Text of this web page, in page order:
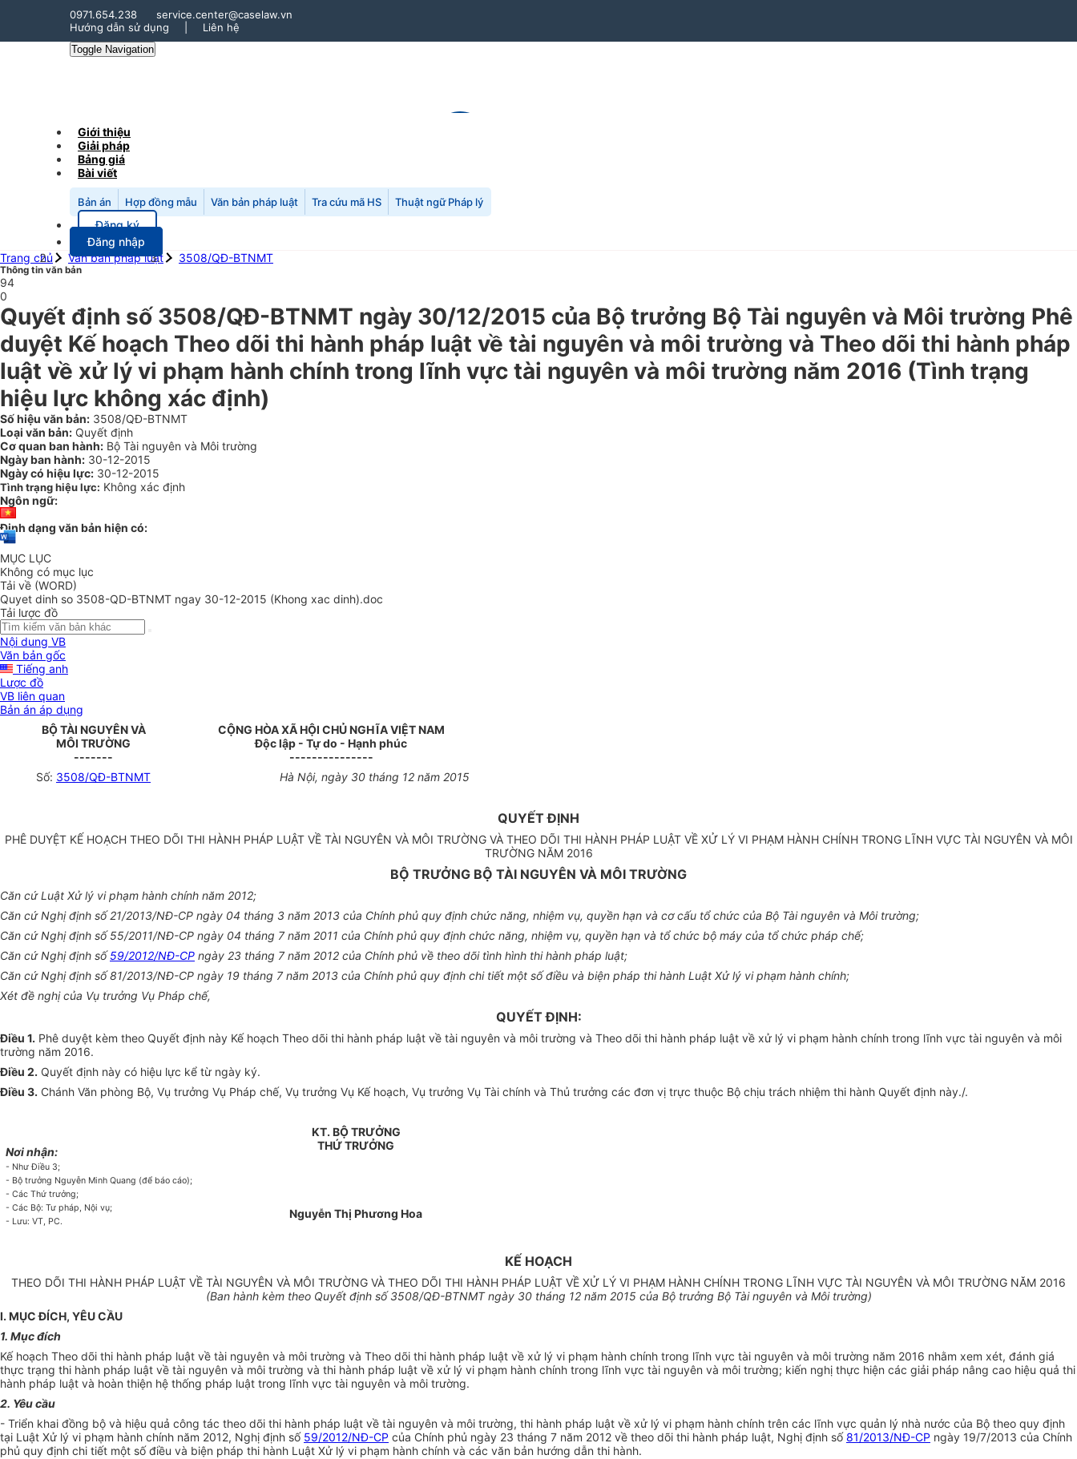
0971.654.238
service.center@caselaw.vn
Hướng dẫn sử dụng
Liên hệ
Toggle Navigation
Giới thiệu
Giải pháp
Bảng giá
Bài viết
Bản án Hợp đồng mẫu Văn bản pháp luật Tra cứu mã HS Thuật ngữ Pháp lý
Đăng ký
Đăng nhập
Trang chủ
Văn bản pháp luật 3508/QĐ-BTNMT
Thông tin văn bản
94
0
Quyết định số 3508/QĐ-BTNMT ngày 30/12/2015 của Bộ trưởng Bộ Tài nguyên và Môi trường Phê
duyệt Kế hoạch Theo dõi thi hành pháp luật về tài nguyên và môi trường và Theo dõi thi hành pháp
luật về xử lý vi phạm hành chính trong lĩnh vực tài nguyên và môi trường năm 2016 (Tình trạng
hiệu lực không xác định)
Số hiệu văn bản: 3508/QĐ-BTNMT
Loại văn bản: Quyết định
Cơ quan ban hành: Bộ Tài nguyên và Môi trường
Ngày ban hành: 30-12-2015
Ngày có hiệu lực: 30-12-2015
Tình trạng hiệu lực: Không xác định
Ngôn ngữ:
Định dạng văn bản hiện có:
MỤC LỤC
Không có mục lục
Tải về (WORD)
Quyet dinh so 3508-QD-BTNMT ngay 30-12-2015 (Khong xac dinh).doc
Tải lược đồ
Nội dung VB
Văn bản gốc
Tiếng anh
Lược đồ
VB liên quan
Bản án áp dụng
BỘ TÀI NGUYÊN VÀ
MÔI TRƯỜNG
-------
CỘNG HÒA XÃ HỘI CHỦ NGHĨA VIỆT NAM
Độc lập - Tự do - Hạnh phúc
---------------
Số: 3508/QĐ-BTNMT Hà Nội, ngày 30tháng 12năm 2015
QUYẾT ĐỊNH
PHÊ DUYỆT KẾ HOẠCH THEO DÕI THI HÀNH PHÁP LUẬT VỀ TÀI NGUYÊN VÀ MÔI TRƯỜNG VÀ THEO DÕI THI HÀNH PHÁP LUẬT VỀ XỬ LÝ VI PHẠM HÀNH CHÍNH TRONG LĨNH VỰC TÀI NGUYÊN VÀ MÔI
TRƯỜNG NĂM 2016
BỘ TRƯỞNG BỘ TÀI NGUYÊN VÀ MÔI TRƯỜNG
Căn cứ Luật Xửlý vi phạm hành chính năm 2012;
Căn cứ Nghị định số21/2013/NĐ-CP ngày 04 tháng 3 năm 2013 của Chính phủ quy định chức năng, nhiệm vụ, quyền hạn và cơ cấu tổ chức của Bộ Tài nguyên và Môi trường;
Căn cứ Nghị định số55/2011/NĐ-CP ngày 04 tháng 7 năm 2011 của Chính phủ quy định chức năng, nhiệm vụ, quyền hạn và tổchức bộ máy của tổchức pháp chế;
Căn cứ Nghị định số 59/2012/NĐ-CP ngày 23 tháng 7 năm 2012 của Chính phủ về theo dõi tình hình thi hành pháp luật;
Căn cứ Nghị định số 81/2013/NĐ-CP ngày 19 tháng 7 năm 2013 của Chính phủ quy định chi tiết một số điều và biện pháp thi hành Luật Xử lý vi phạm hành chính;
Xét đề nghị của Vụ trưởng Vụ Pháp chế,
QUYẾT ĐỊNH:
Điều 1. Phê duyệt kèm theo Quyết định này Kế hoạch Theo dõi thi hành pháp luật về tài nguyên và môi trường và Theo dõi thi hành pháp luật về xử lý vi phạm hành chính trong lĩnh vực tài nguyên và môi
trường năm 2016.
Điều 2. Quyết định này có hiệu lực kể từ ngày ký.
Điều 3. Chánh Văn phòng Bộ, Vụ trưởng Vụ Pháp chế, Vụ trưởng Vụ Kế hoạch, Vụ trưởng Vụ Tài chính và Thủ trưởng các đơn vị trực thuộc Bộ chịu trách nhiệm thi hành Quyết định này./.
Nơi nhận:
- Như Điều 3;
- Bộtrưởng Nguyễn Minh Quang (để báo cáo);
-Các Thứ trưởng;
- Các Bộ: Tư pháp, Nội vụ;
- Lưu: VT, PC.
KT. BỘ TRƯỞNG
THỨ TRƯỞNG
Nguyễn Thị Phương Hoa
KẾ HOẠCH
THEO DÕI THI HÀNH PHÁP LUẬT VỀ TÀI NGUYÊN VÀ MÔI TRƯỜNG VÀ THEO DÕI THI HÀNH PHÁP LUẬT VỀ XỬ LÝ VI PHẠM HÀNH CHÍNH TRONG LĨNH VỰC TÀI NGUYÊN VÀ MÔI TRƯỜNG NĂM 2016
(Ban hành kèm theo Quyết định số3508/QĐ-BTNMT ngày30 tháng 12 năm 2015 của Bộ trưởng Bộ Tài nguyên và Môi trường)
I. MỤC ĐÍCH, YÊU CẦU
1. Mục đích
Kế hoạch Theo dõi thi hành pháp luật về tài nguyên và môi trường và Theo dõi thi hành pháp luật về xử lý vi phạm hành chính trong lĩnh vực tài nguyên và môi trường năm 2016 nhằm xem xét, đánh giá
thực trạng thi hành pháp luật về tài nguyên và môi trường và thi hành pháp luật về xử lý vi phạm hành chính trong lĩnh vực tài nguyên và môi trường; kiến nghị thực hiện các giải pháp nâng cao hiệu quả thi
hành pháp luật và hoàn thiện hệ thống pháp luật trong lĩnh vực tài nguyên và môi trường.
2. Yêu cầu
- Triển khai đồng bộ và hiệu quả công tác theo dõi thi hành pháp luật về tài nguyên và môi trường, thi hành pháp luật về xử lý vi phạm hành chính trên các lĩnh vực quản lý nhà nước của Bộ theo quy định
tại Luật Xử lý vi phạm hành chính năm 2012, Nghị định số 59/2012/NĐ-CP của Chính phủ ngày 23 tháng 7 năm 2012 về theo dõi thi hành pháp luật, Nghị định số81/2013/NĐ-CP ngày 19/7/2013 của Chính
phủ quy định chi tiết một số điều và biện pháp thi hành Luật Xử lý vi phạm hành chính và các văn bản hướng dẫn thi hành.